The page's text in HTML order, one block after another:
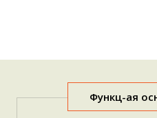
Функц-ая